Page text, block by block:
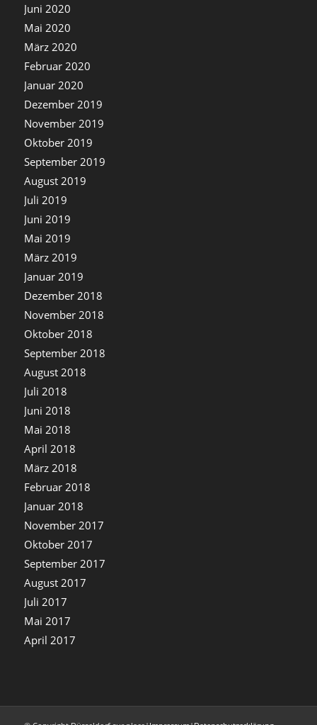
Juni 2020
Mai 2020
März 2020
Februar 2020
Januar 2020
Dezember 2019
November 2019
Oktober 2019
September 2019
August 2019
Juli 2019
Juni 2019
Mai 2019
März 2019
Januar 2019
Dezember 2018
November 2018
Oktober 2018
September 2018
August 2018
Juli 2018
Juni 2018
Mai 2018
April 2018
März 2018
Februar 2018
Januar 2018
November 2017
Oktober 2017
September 2017
August 2017
Juli 2017
Mai 2017
April 2017